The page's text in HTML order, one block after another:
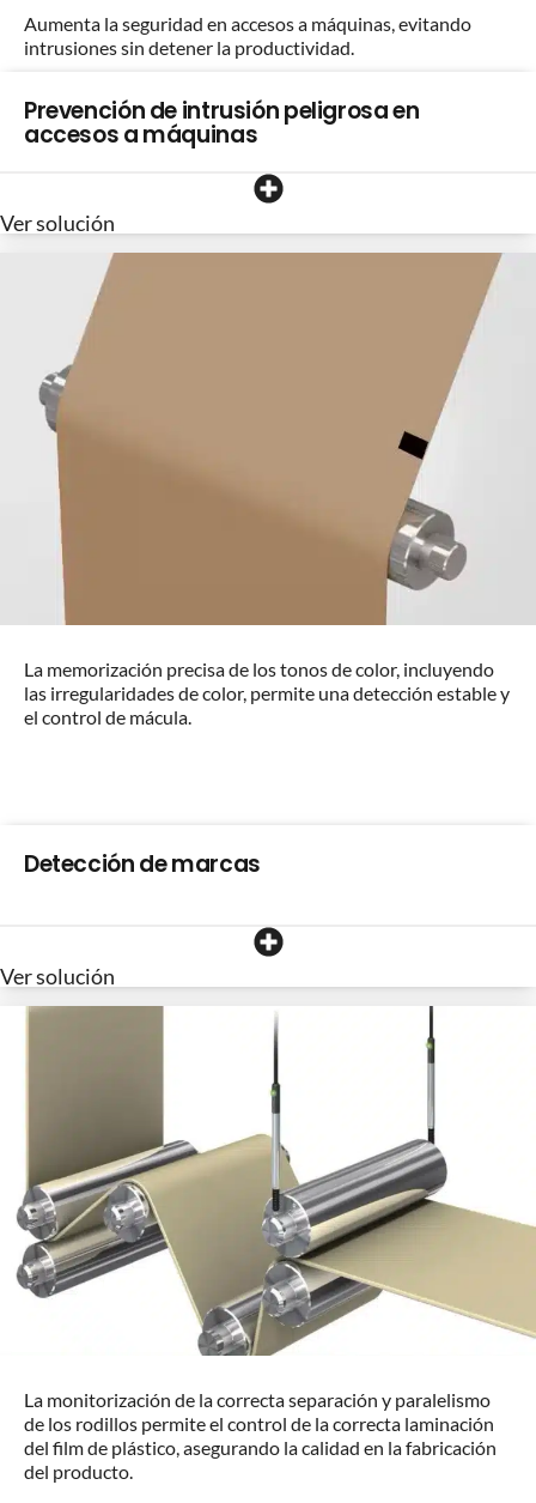
Aumenta la seguridad en accesos a máquinas, evitando
intrusiones sin detener la productividad.
Prevención de intrusión peligrosa en
accesos a máquinas
Ver solución
La memorización precisa de los tonos de color, incluyendo
las irregularidades de color, permite una detección estable y
el control de mácula.
Detección de marcas
Ver solución
La monitorización de la correcta separación y paralelismo
de los rodillos permite el control de la correcta laminación
del film de plástico, asegurando la calidad en la fabricación
del producto.